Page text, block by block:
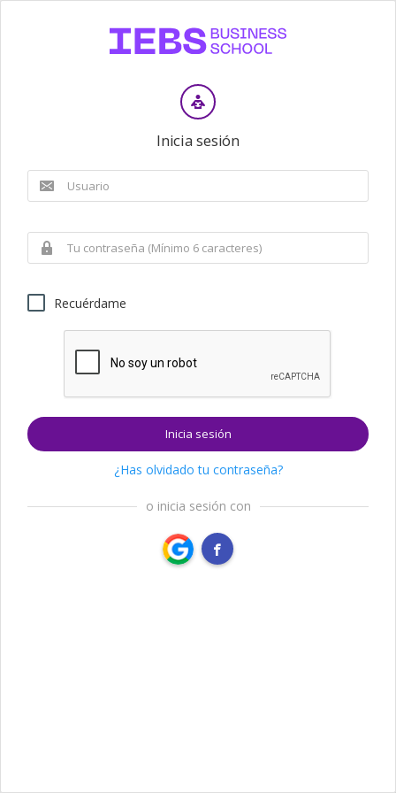
Inicia sesión
Recuérdame
Inicia sesión
¿Has olvidado tu contraseña?
o inicia sesión con